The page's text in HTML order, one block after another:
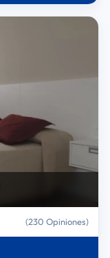
(230 Opiniones)